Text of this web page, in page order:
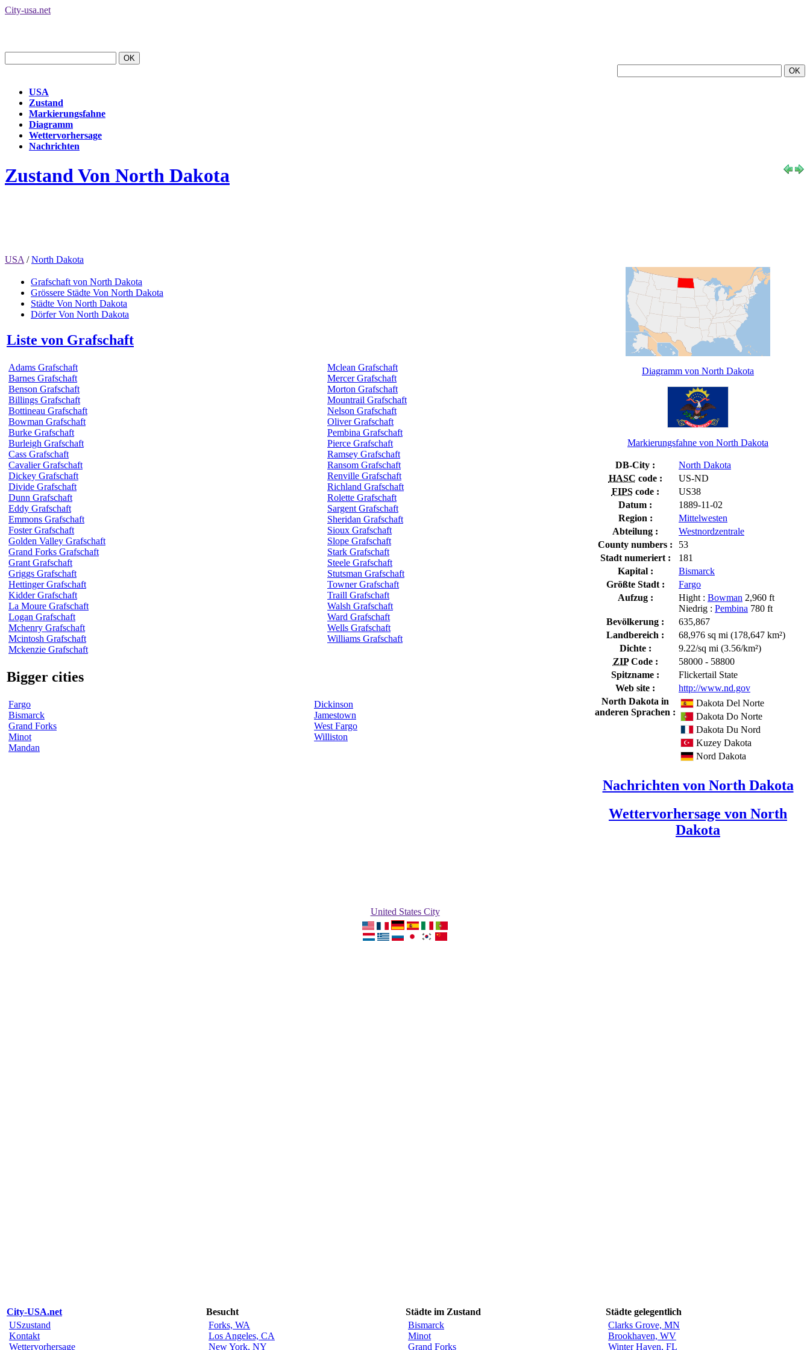
City-usa.net
USA
Zustand
Markierungsfahne
Diagramm
Wettervorhersage
Nachrichten
Zustand Von North Dakota
USA /North Dakota
Grafschaft von North Dakota
Grössere Städte Von North Dakota
Städte Von North Dakota
Dörfer Von North Dakota
Liste von Grafschaft
Adams Grafschaft
Barnes Grafschaft
Benson Grafschaft
Billings Grafschaft
Bottineau Grafschaft
Bowman Grafschaft
Burke Grafschaft
Burleigh Grafschaft
Cass Grafschaft
Cavalier Grafschaft
Dickey Grafschaft
Divide Grafschaft
Dunn Grafschaft
Eddy Grafschaft
Emmons Grafschaft
Foster Grafschaft
Golden Valley Grafschaft
Grand Forks Grafschaft
Grant Grafschaft
Griggs Grafschaft
Hettinger Grafschaft
Kidder Grafschaft
La Moure Grafschaft
Logan Grafschaft
Mchenry Grafschaft
Mcintosh Grafschaft
Mckenzie Grafschaft
Mclean Grafschaft
Mercer Grafschaft
Morton Grafschaft
Mountrail Grafschaft
Nelson Grafschaft
Oliver Grafschaft
Pembina Grafschaft
Pierce Grafschaft
Ramsey Grafschaft
Ransom Grafschaft
Renville Grafschaft
Richland Grafschaft
Rolette Grafschaft
Sargent Grafschaft
Sheridan Grafschaft
Sioux Grafschaft
Slope Grafschaft
Stark Grafschaft
Steele Grafschaft
Stutsman Grafschaft
Towner Grafschaft
Traill Grafschaft
Walsh Grafschaft
Ward Grafschaft
Wells Grafschaft
Williams Grafschaft
Bigger cities
Fargo
Bismarck
Grand Forks
Minot
Mandan
Dickinson
Jamestown
West Fargo
Williston
Diagramm von North Dakota
Markierungsfahne von North Dakota
DB-City :
North Dakota
HASC code :
US-ND
FIPScode :
US38
Datum :
1889-11-02
Region :
Mittelwesten
Abteilung :
Westnordzentrale
County numbers :
53
Stadt numeriert :
181
Kapital :
Bismarck
Größte Stadt :
Fargo
Aufzug :
Hight : Bowman 2,960 ft
Niedrig : Pembina 780 ft
Bevölkerung :
635,867
Landbereich :
68,976 sq mi (178,647 km²)
Dichte :
9.22/sq mi (3.56/km²)
ZIPCode :
58000 - 58800
Spitzname :
Flickertail State
Web site :
http://www.nd.gov
North Dakota in
anderen Sprachen :
Dakota Del Norte
Dakota Do Norte
Dakota Du Nord
Kuzey Dakota
Nord Dakota
Nachrichten von North Dakota
Wettervorhersage von North
Dakota
United States City
City-USA.net Besucht Städte im Zustand
Städte gelegentlich
USzustand
Kontakt
Wettervorhersage
Forks, WA
Los Angeles, CA
New York, NY
Bismarck
Minot
Grand Forks
Clarks Grove, MN
Brookhaven, WV
Winter Haven, FL